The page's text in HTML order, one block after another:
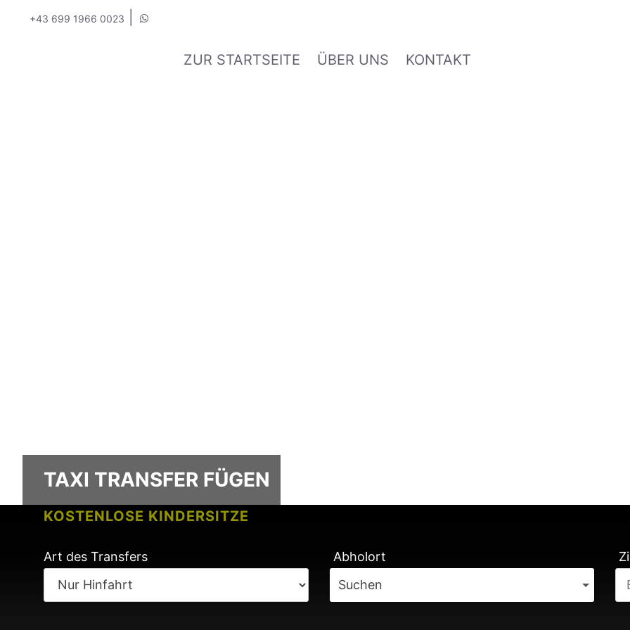
+43 699 1966 0023
ZUR STARTSEITE ÜBER UNS KONTAKT
KOSTENLOSE KINDERSITZE
KEINE GEBÜHREN BEI FLUGVERSPÄTUNG
TAXI TRANSFER FÜGEN
Art des Transfers
Abholort
Suchen